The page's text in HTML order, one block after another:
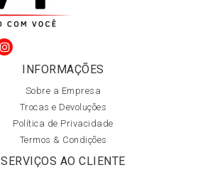
INFORMAÇÕES
Sobre a Empresa
Trocas e Devoluções
Política de Privacidade
Termos & Condições
SERVIÇOS AO CLIENTE